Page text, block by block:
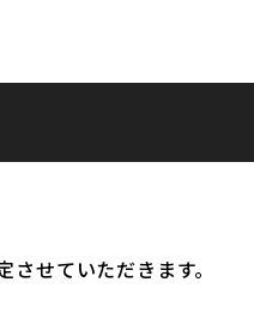
せていただきます。